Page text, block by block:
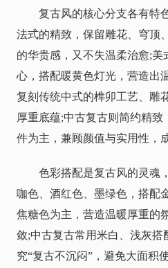
复古风的核心分支各有特
法式的精致，保留雕花、穹顶
的华贵感，又不失温柔治愈;
心，搭配暖黄色灯光，营造出
复刻传统中式的榫卯工艺、雕
厚重底蕴;中古复古则简约精
件为主，兼顾颜值与实用性，
色彩搭配是复古风的灵魂
咖色、酒红色、墨绿色，搭配
焦糖色为主，营造温暖厚重的
敛;中古复古常用米白、浅灰
究“复古不沉闷”，避免大面积